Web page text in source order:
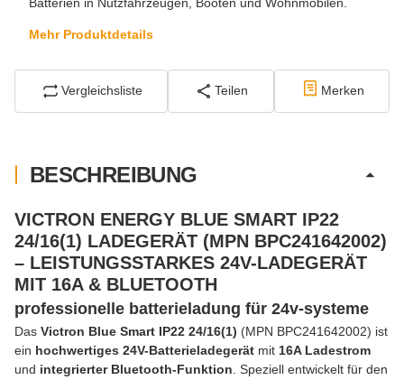
Mehr Produktdetails
Vergleichsliste Teilen Merken
BESCHREIBUNG
VICTRON ENERGY BLUE SMART IP22
24/16(1) LADEGERÄT (MPN BPC241642002)
– LEISTUNGSSTARKES 24V-LADEGERÄT
MIT 16A & BLUETOOTH
professionelle batterieladung für 24v-systeme
Das Victron Blue Smart IP22 24/16(1) (MPN BPC241642002) ist
ein hochwertiges 24V-Batterieladegerät mit 16A Ladestrom
und integrierter Bluetooth-Funktion. Speziell entwickelt für den